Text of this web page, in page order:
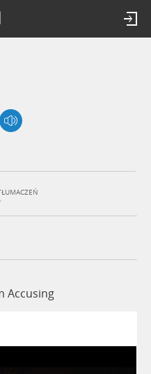
Accusing